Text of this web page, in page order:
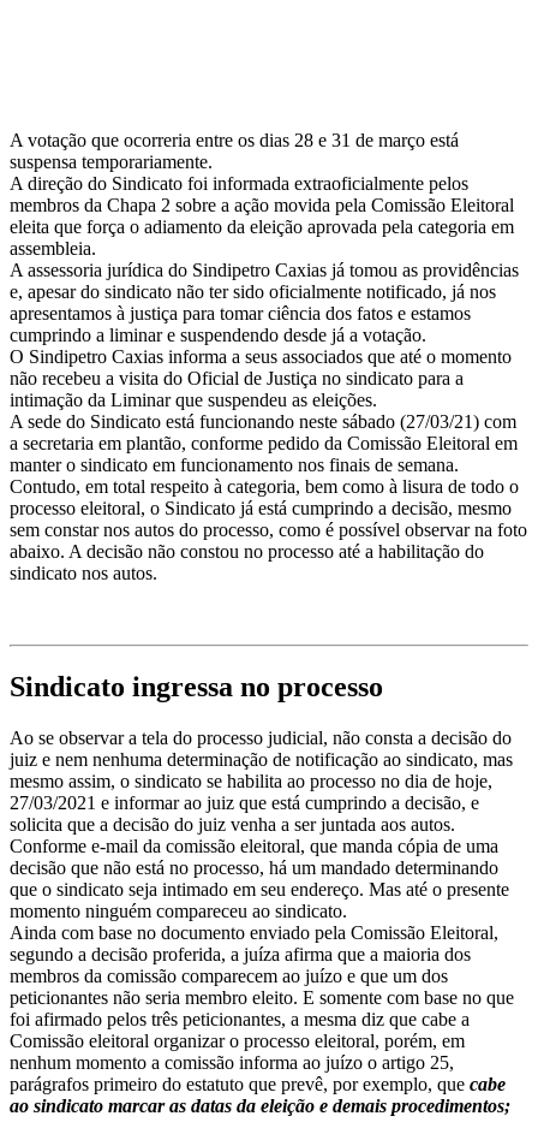
A votação que ocorreria entre os dias 28 e 31 de março está
suspensa temporariamente.
A direção do Sindicato foi informada extraoficialmente pelos
membros da Chapa 2 sobre a ação movida pela Comissão Eleitoral
eleita que força o adiamento da eleição aprovada pela categoria em
assembleia.
A assessoria jurídica do Sindipetro Caxias já tomou as providências
e, apesar do sindicato não ter sido oficialmente notificado, já nos
apresentamos à justiça para tomar ciência dos fatos e estamos
cumprindo a liminar e suspendendo desde já a votação.
O Sindipetro Caxias informa a seus associados que até o momento
não recebeu a visita do Oficial de Justiça no sindicato para a
intimação da Liminar que suspendeu as eleições.
A sede do Sindicato está funcionando neste sábado (27/03/21) com
a secretaria em plantão, conforme pedido da Comissão Eleitoral em
manter o sindicato em funcionamento nos finais de semana.
Contudo, em total respeito à categoria, bem como à lisura de todo o
processo eleitoral, o Sindicato já está cumprindo a decisão, mesmo
sem constar nos autos do processo, como é possível observar na foto
abaixo. A decisão não constou no processo até a habilitação do
sindicato nos autos.
Sindicato ingressa no processo
Ao se observar a tela do processo judicial, não consta a decisão do
juiz e nem nenhuma determinação de notificação ao sindicato, mas
mesmo assim, o sindicato se habilita ao processo no dia de hoje,
27/03/2021 e informar ao juiz que está cumprindo a decisão, e
solicita que a decisão do juiz venha a ser juntada aos autos.
Conforme e-mail da comissão eleitoral, que manda cópia de uma
decisão que não está no processo, há um mandado determinando
que o sindicato seja intimado em seu endereço. Mas até o presente
momento ninguém compareceu ao sindicato.
Ainda com base no documento enviado pela Comissão Eleitoral,
segundo a decisão proferida, a juíza afirma que a maioria dos
membros da comissão comparecem ao juízo e que um dos
peticionantes não seria membro eleito. E somente com base no que
foi afirmado pelos três peticionantes, a mesma diz que cabe a
Comissão eleitoral organizar o processo eleitoral, porém, em
nenhum momento a comissão informa ao juízo o artigo 25,
parágrafos primeiro do estatuto que prevê, por exemplo, que cabe
ao sindicato marcar as datas da eleição e demais procedimentos;